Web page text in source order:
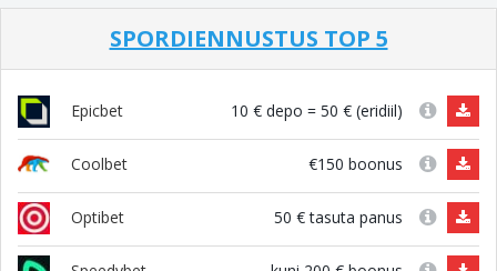
SPORDIENNUSTUS TOP 5
Epicbet 10 € depo = 50 € (eridiil)
Coolbet €150 boonus
Optibet 50 € tasuta panus